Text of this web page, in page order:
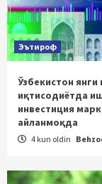
Эътироф
Ўзбекистон янги
иқтисодиётда
инвестиция
айланмоқда
4 kun oldin